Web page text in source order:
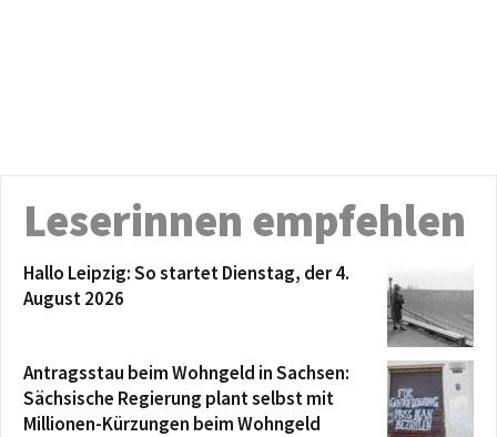
Leserinnen empfehlen
Hallo Leipzig: So startet Dienstag, der 4.
August 2026
Antragsstau beim Wohngeld in Sachsen:
Sächsische Regierung plant selbst mit
Millionen-Kürzungen beim Wohngeld